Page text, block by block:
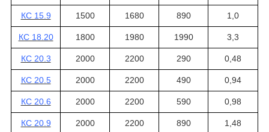
КС 15.9 1500 1680 890 1,0
КС 18.20 1800 1980 1990 3,3
КС 20.3 2000 2200 290 0,48
КС 20.5 2000 2200 490 0,94
КС 20.6 2000 2200 590 0,98
КС 20.9 2000 2200 890 1,48